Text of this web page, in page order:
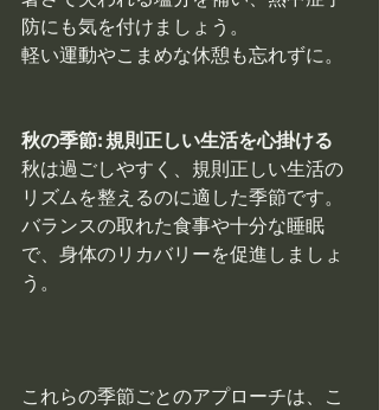
防にも気を付けましょう。
軽い運動やこまめな休憩も忘れずに。
秋の季節: 規則正しい生活を心掛ける
秋は過ごしやすく、規則正しい生活の
リズムを整えるのに適した季節です。
バランスの取れた食事や十分な睡眠
で、身体のリカバリーを促進しましょ
う。
これらの季節ごとのアプローチは、こ